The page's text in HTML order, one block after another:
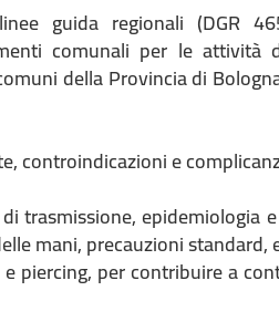
guida regionali (DGR
comunali per le attività
della Provincia di
controindicazioni e
trasmissione, epidemiologia
mani, precauzioni standard,
piercing, per contribuire a